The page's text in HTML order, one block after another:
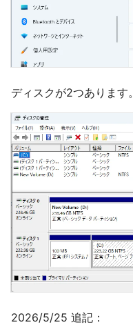
ディスクが2つあります。
2026/5/25 追記：